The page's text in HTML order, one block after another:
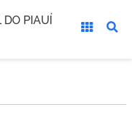
DO PIAUÍ